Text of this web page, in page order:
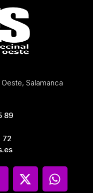
Salamanca
89
72